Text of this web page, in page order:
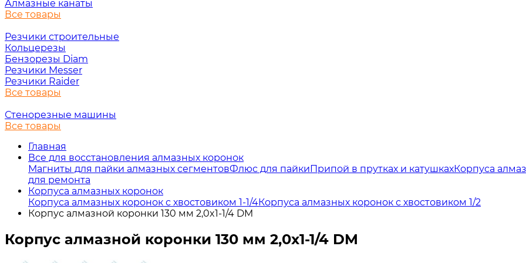
Алмазные канаты
Все товары
Резчики строительные
Кольцерезы
Бензорезы Diam
Резчики Messer
Резчики Raider
Все товары
Стенорезные машины
Все товары
Главная
Все для восстановления алмазных коронок
Магниты для пайки алмазных сегментовФлюс для пайкиПрипой в прутках и катушкахКорпуса
для ремонта
Корпуса алмазных коронок
Корпуса алмазных коронок с хвостовиком 1-1/4Корпуса алмазных коронок с хвостовиком 1/2
Корпус алмазной коронки 130 мм 2,0x1-1/4 DM
Корпус алмазной коронки 130 мм 2,0x1-1/4 DM